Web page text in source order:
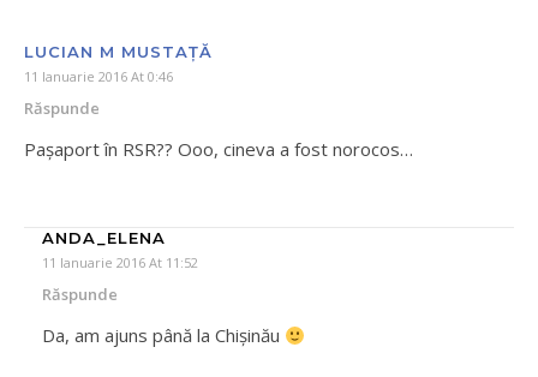
LUCIAN M MUSTAȚĂ
11 Ianuarie 2016 At 0:46
Răspunde
Pașaport în RSR?? Ooo, cineva a fost norocos…
ANDA_ELENA
11 Ianuarie 2016 At 11:52
Răspunde
Da, am ajuns până la Chișinău